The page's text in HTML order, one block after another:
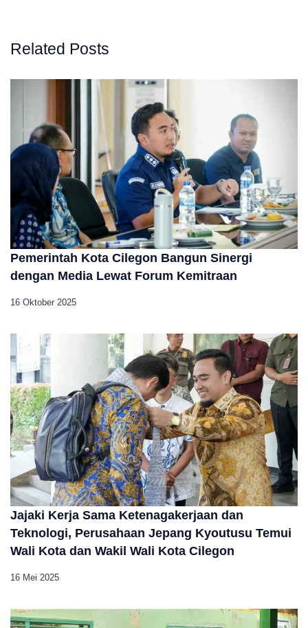
Related Posts
Pemerintah Kota Cilegon Bangun Sinergi
dengan Media Lewat Forum Kemitraan
16 Oktober 2025
Jajaki Kerja Sama Ketenagakerjaan dan
Teknologi, Perusahaan Jepang Kyoutusu Temui
Wali Kota dan Wakil Wali Kota Cilegon
16 Mei 2025